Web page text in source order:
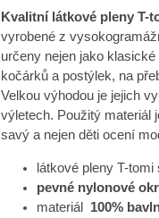
Kvalitní látkové pleny T-
vyrobené z
určeny nejen jako
kočárků a postýlek, na
Velkou výhodou je jejich
výletech. Použitý materiál
savý a nejen děti ocení
látkové pleny T-tomi
pevné nylonové
materiál 100%